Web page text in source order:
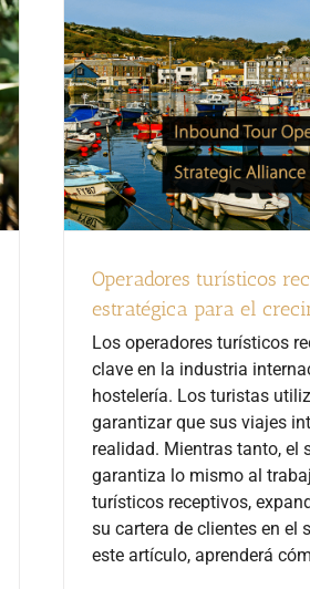
Operadores turísticos
estratégica para el
Los operadores turísticos
clave en la industria
hostelería. Los turistas
garantizar que sus viajes
realidad. Mientras tanto, el
garantiza lo mismo al
turísticos receptivos,
su cartera de clientes en el
este artículo, aprenderá